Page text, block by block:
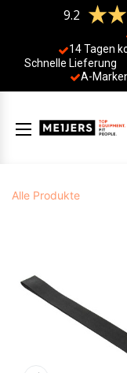
9.2
14 Tagen
Schnelle Lieferung
A-
Alle Produkte